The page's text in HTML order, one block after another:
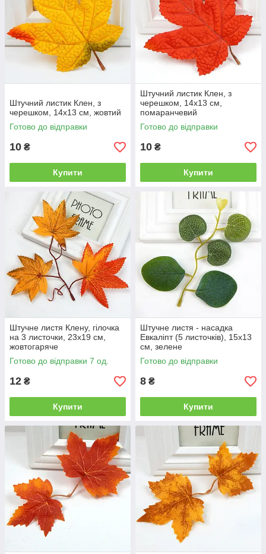
Штучний листик Клен, з
черешком, 14х13 см, жовтий
Готово до відправки
10 ₴
Купити
Штучний листик Клен, з
черешком, 14х13 см,
помаранчевий
Готово до відправки
10 ₴
Купити
Штучне листя Клену, гілочка
на 3 листочки, 23х19 см,
жовтогаряче
Готово до відправки 7 од.
12 ₴
Купити
Штучне листя - насадка
Евкаліпт (5 листочків), 15х13
см, зелене
Готово до відправки
8 ₴
Купити